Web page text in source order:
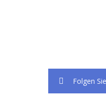
Folgen